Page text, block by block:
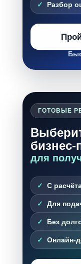
Разбор
ГОТОВЫЕ
бизнес-
для
С
Для
Без
Онлайн-